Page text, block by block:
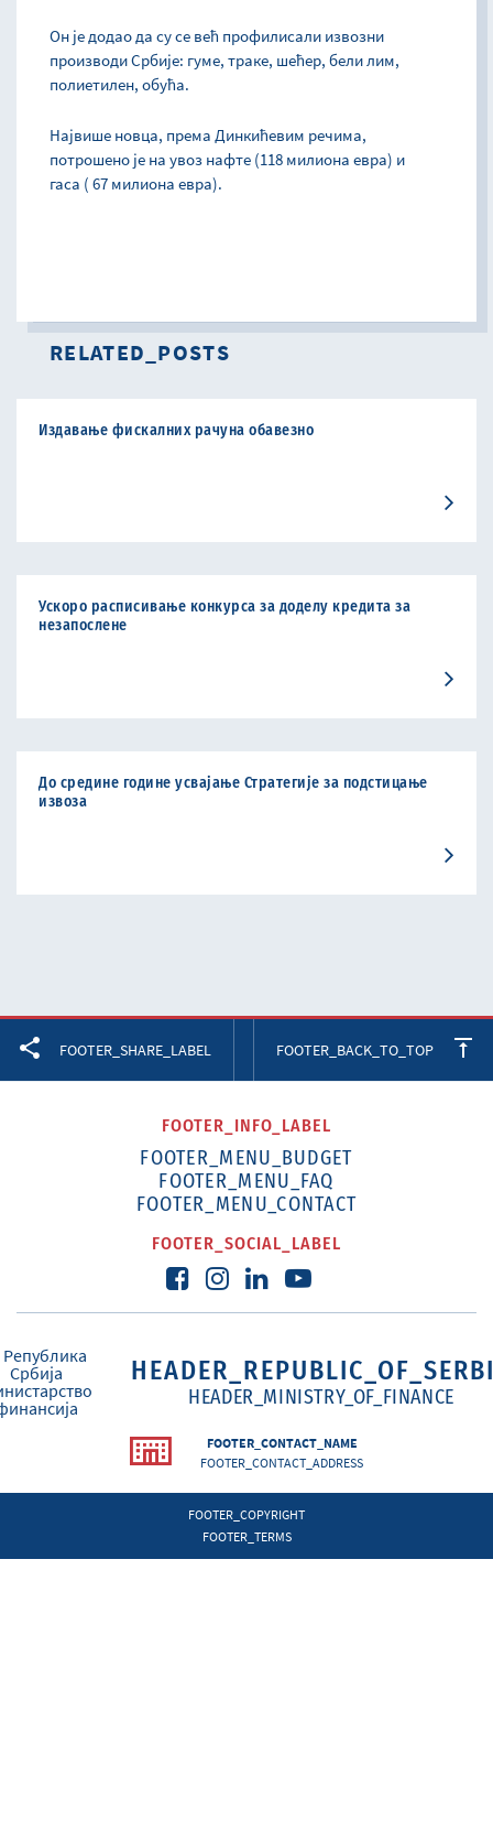
Он је додао да су се већ профилисали извозни
производи Србије: гуме, траке, шећер, бели лим,
полиетилен, обућа.
Највише новца, према Динкићевим речима,
потрошено је на увоз нафте (118 милиона евра) и
гаса ( 67 милиона евра).
RELATED_POSTS
Издавање фискалних рачуна обавезно
Ускоро расписивање конкурса за доделу кредита за
незапослене
До средине године усвајање Стратегије за подстицање
извоза
FOOTER_SHARE_LABEL FOOTER_BACK_TO_TOP
FOOTER_INFO_LABEL
FOOTER_MENU_BUDGET
FOOTER_MENU_FAQ
FOOTER_MENU_CONTACT
FOOTER_SOCIAL_LABEL
HEADER_MINISTRY_OF_FINANCE
FOOTER_CONTACT_NAME
FOOTER_CONTACT_ADDRESS
FOOTER_COPYRIGHT
FOOTER_TERMS